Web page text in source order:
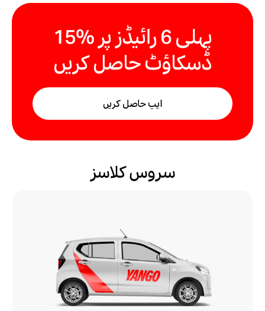
پہلی 6 رائیڈز پر %15
ڈسکاؤٹ حاصل کریں
ایپ حاصل کریں
سروس کلاسز